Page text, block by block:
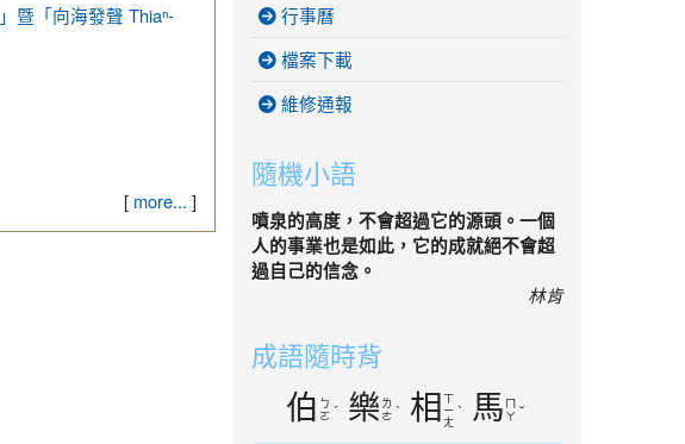
暨「向海發聲 Thiaⁿ-
[ more... ]
行事曆
檔案下載
維修通報
隨機小語
噴泉的高度，不會超過它的源頭。一個
人的事業也是如此，它的成就絕不會超
過自己的信念。
林肯
成語隨時背
伯 ㄅ
ㄛ ˊ 樂 ㄌ
ㄜ ˋ 相 ㄒ
ㄧ
ㄤ
ˋ 馬 ㄇ
ㄚ ˇ